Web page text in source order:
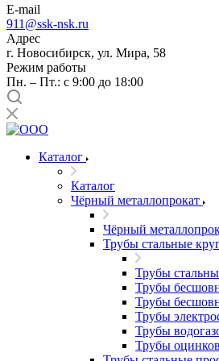
E-mail
911@ssk-nsk.ru
Адрес
г. Новосибирск, ул. Мира, 58
Режим работы
Пн. – Пт.: с 9:00 до 18:00
Каталог
Каталог
Чёрный металлопрокат
Чёрный
Трубы стальные
Трубы
Трубы
Трубы
Трубы
Трубы
Трубы